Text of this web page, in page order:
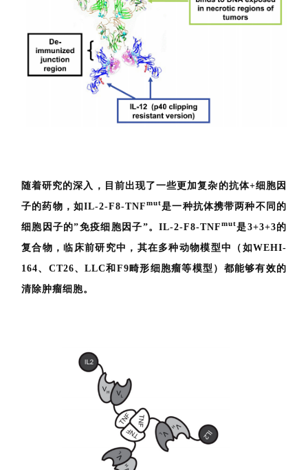
随着研究的深入，目前出现了一些更加复杂的抗体+细胞因
子的药物，如IL-2-F8-TNFmut是一种抗体携带两种不同的
细胞因子的”免疫细胞因子”。IL-2-F8-TNFmut是3+3+3的
复合物，临床前研究中，其在多种动物模型中（如WEHI-
164、CT26、LLC和F9畸形细胞瘤等模型）都能够有效的
清除肿瘤细胞。